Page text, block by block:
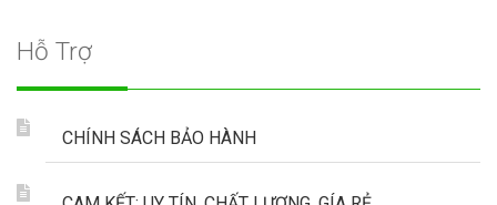
Hỗ Trợ
CHÍNH SÁCH BẢO HÀNH